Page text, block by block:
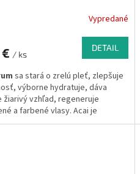
Vypredané
€ / ks
DETAIL
sa stará o zrelú pleť, zlepšuje
výborne hydratuje, dáva
žiarivý vzhľad, regeneruje
a farbené vlasy. Acai je
mladosti.Acai za studena